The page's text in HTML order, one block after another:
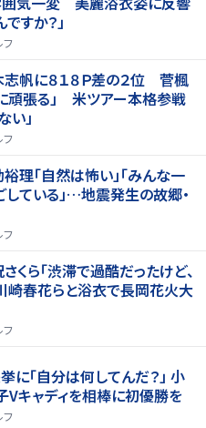
すか？」
フ
志帆に８１８Ｐ差の２位 菅楓
頑張る」 米ツアー本格参戦
い」
フ
裕理「自然は怖い」「みんな一
ている」…地震発生の故郷・
フ
くら「渋滞で過酷だったけど、
崎春花らと浴衣で長岡花火大
フ
に「自分は何してんだ？」 小
キャディを相棒に初優勝を
フ